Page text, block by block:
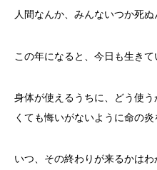
人間なんか、みんないつか死ぬ
この年になると、今日も生きて
身体が使えるうちに、どう使
くても悔いがないように命の炎
いつ、その終わりが来るかはわ